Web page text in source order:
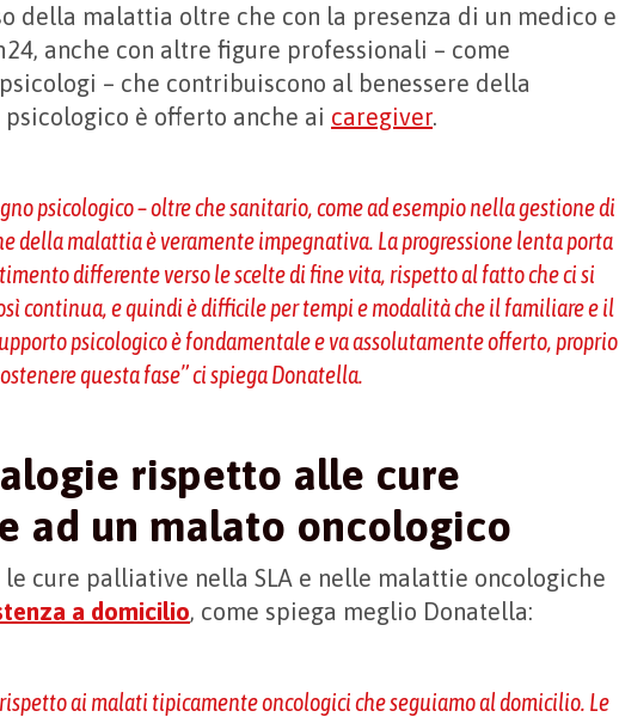
della malattia oltre che con la presenza di un medico e
anche con altre figure professionali – come
– che contribuiscono al benessere della
è offerto anche ai caregiver.
psicologico – oltre che sanitario, come ad esempio nella gestione di
della malattia è veramente impegnativa. La progressione lenta porta
differente verso le scelte di fine vita, rispetto al fatto che ci si
continua, e quindi è difficile per tempi e modalità che il familiare e il
psicologico è fondamentale e va assolutamente offerto, proprio
questa fase” ci spiega Donatella.
rispetto alle cure
ad un malato oncologico
cure palliative nella SLA e nelle malattie oncologiche
a domicilio, come spiega meglio Donatella:
ai malati tipicamente oncologici che seguiamo al domicilio. Le